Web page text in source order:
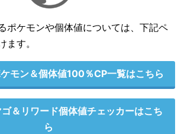
ポケモンや個体値については、下記ペ
ます。
モン＆個体値100％CP一覧はこちら
＆リワード個体値チェッカーはこち
ら